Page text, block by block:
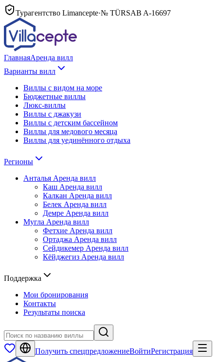
Турагентство Limancepte·№ TÜRSAB A-16697
ГлавнаяАренда вилл
Варианты вилл
Виллы с видом на море
Бюджетные виллы
Люкс-виллы
Виллы с джакузи
Виллы с детским бассейном
Виллы для медового месяца
Виллы для уединённого отдыха
Регионы
Анталья Аренда вилл
Каш Аренда вилл
Калкан Аренда вилл
Белек Аренда вилл
Демре Аренда вилл
Мугла Аренда вилл
Фетхие Аренда вилл
Ортаджа Аренда вилл
Сейдикемер Аренда вилл
Кёйджегиз Аренда вилл
Поддержка
Мои бронирования
Контакты
Результаты поиска
Получить спецпредложениеВойтиРегистрация